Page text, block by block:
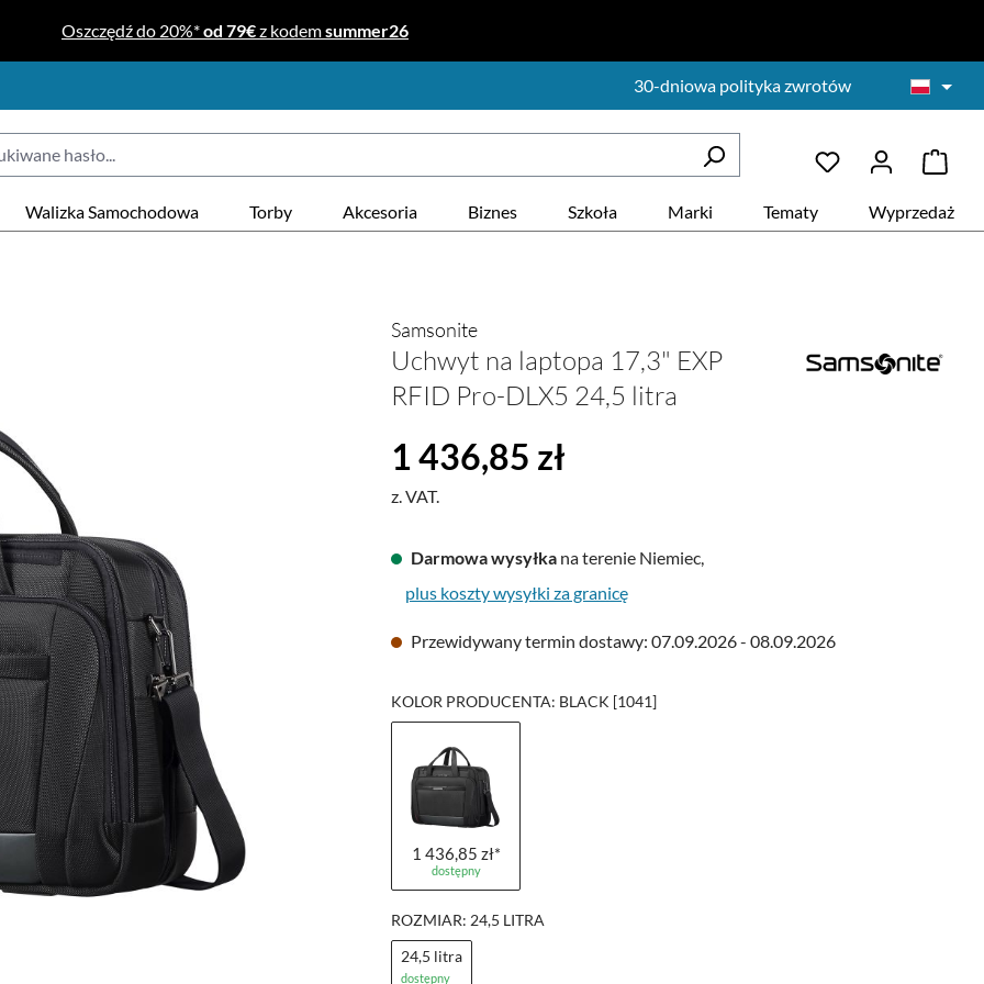
Oszczędź do 20%*od 79€z kodemsummer26
30-dniowa polityka zwrotów
Walizka Samochodowa Torby Akcesoria Biznes Szkoła Marki Tematy Wyprzedaż
Samsonite
Uchwyt na laptopa 17,3" EXP
RFID Pro-DLX5 24,5 litra
Cena regularna:
1 436,85 zł
z. VAT.
Darmowa wysyłka na terenie Niemiec,
plus koszty wysyłki za granicę
Przewidywany termin dostawy: 07.09.2026 - 08.09.2026
KOLOR PRODUCENTA: BLACK [1041]
1 436,85 zł*
dostępny
ROZMIAR: 24,5 LITRA
24,5 litra
dostępny